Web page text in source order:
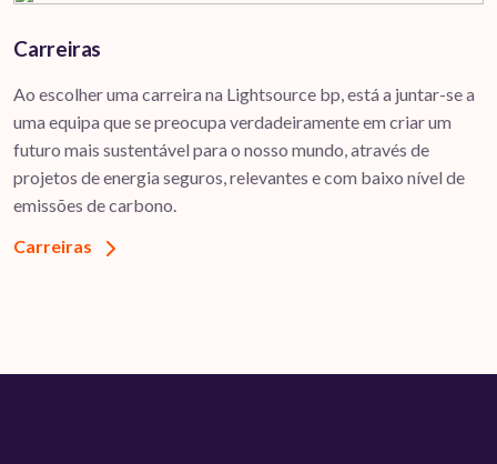
Carreiras
Ao escolher uma carreira na Lightsource bp, está a juntar-se a
uma equipa que se preocupa verdadeiramente em criar um
futuro mais sustentável para o nosso mundo, através de
projetos de energia seguros, relevantes e com baixo nível de
emissões de carbono.
Carreiras